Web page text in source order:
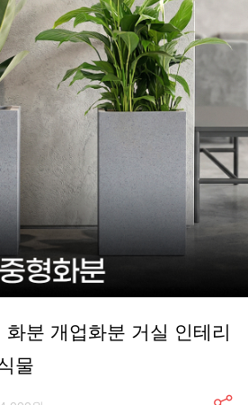
분 개업화분 거실 인테리
물